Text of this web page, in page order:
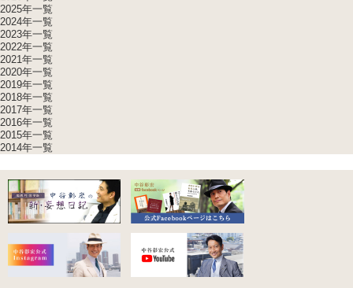
2025年一覧
2024年一覧
2023年一覧
2022年一覧
2021年一覧
2020年一覧
2019年一覧
2018年一覧
2017年一覧
2016年一覧
2015年一覧
2014年一覧